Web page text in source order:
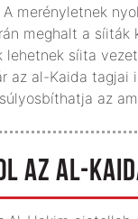
merényletnek
meghalt a
síita
az al-Kaida
az
AZ AL-